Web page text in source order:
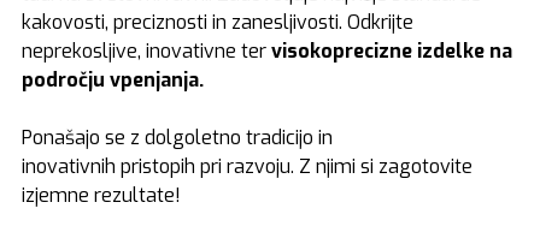
kakovosti, preciznosti in zanesljivosti. Odkrijte
neprekosljive, inovativne tervisokoprecizne izdelke na
področju vpenjanja.
Ponašajo se z dolgoletno tradicijo in
inovativnih pristopih pri razvoju. Z njimi si zagotovite
izjemne rezultate!